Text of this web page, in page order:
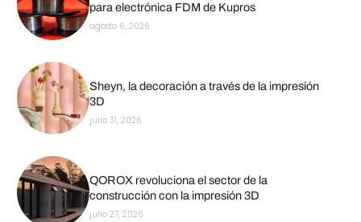
para electrónica FDM de Kupros
agosto 6, 2026
Sheyn, la decoración a través de la impresión
3D
julio 31, 2026
QOROX revoluciona el sector de la
construcción con la impresión 3D
julio 27, 2026